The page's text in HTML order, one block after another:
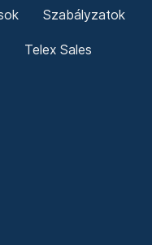
Szabályzatok
Telex Sales